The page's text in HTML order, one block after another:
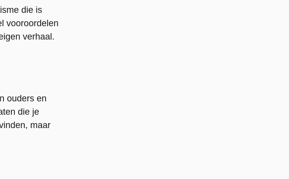
die is
vooroordelen
verhaal.
ouders en
die je
maar